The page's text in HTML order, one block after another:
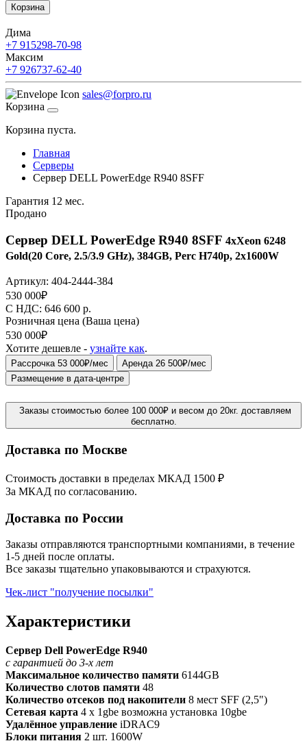
Корзина
Дима
+7 915298-70-98
Максим
+7 926737-62-40
sales@forpro.ru
Корзина
Корзина пуста.
Главная
Серверы
Сервер DELL PowerEdge R940 8SFF
Гарантия 12 мес.
Продано
Сервер DELL PowerEdge R940 8SFF 4xXeon 6248
Gold(20 Core, 2.5/3.9 GHz), 384GB, Perc H740p, 2x1600W
Артикул: 404-2444-384
530 000₽
C НДС: 646 600 р.
Розничная цена (Ваша цена)
530 000₽
Хотите дешевле - узнайте как.
Рассрочка 53 000₽/мес
Аренда 26 500₽/мес
Размещение в дата-центре
Заказы стоимостью более 100 000₽ и весом до 20кг. доставляем
бесплатно.
Доставка по Москве
Стоимость доставки в пределах МКАД 1500 ₽
За МКАД по согласованию.
Доставка по России
Заказы отправляются транспортными компаниями, в течение
1-5 дней после оплаты.
Все заказы тщательно упаковываются и страхуются.
Чек-лист "получение посылки"
Характеристики
Сервер Dell PowerEdge R940
с гарантией до 3-х лет
Максимальное количество памяти 6144GB
Количество слотов памяти 48
Количество отсеков под накопители 8 мест SFF (2,5")
Сетевая карта 4 x 1gbe возможна установка 10gbe
Удалённое управление iDRAC9
Блоки питания 2 шт. 1600W